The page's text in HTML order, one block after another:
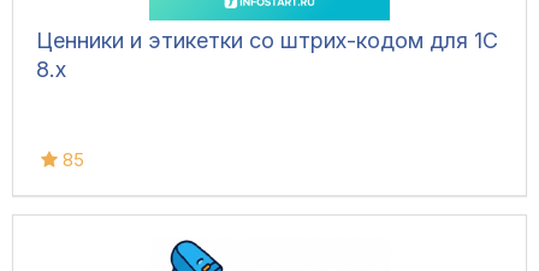
Ценники и этикетки со штрих-кодом для 1С
8.х
85